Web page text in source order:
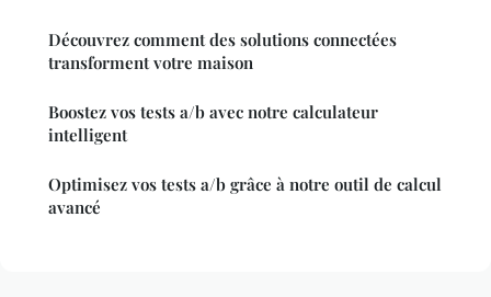
Découvrez comment des solutions connectées
transforment votre maison
Boostez vos tests a/b avec notre calculateur
intelligent
Optimisez vos tests a/b grâce à notre outil de calcul
avancé